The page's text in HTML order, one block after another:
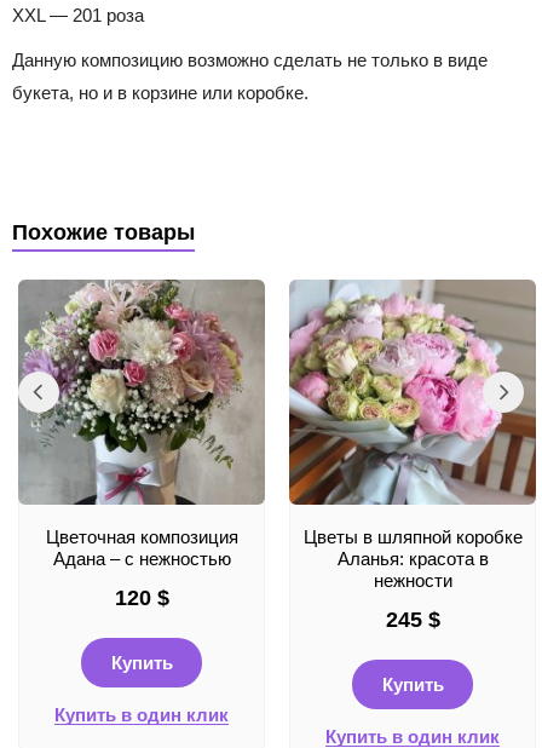
XXL — 201 роза
Данную композицию возможно сделать не только в виде
букета, но и в корзине или коробке.
Похожие товары
Цветочная композиция
Адана – с нежностью
120 $
Купить
Купить в один клик
Цветы в шляпной коробке
Аланья: красота в
нежности
245 $
Купить
Купить в один клик